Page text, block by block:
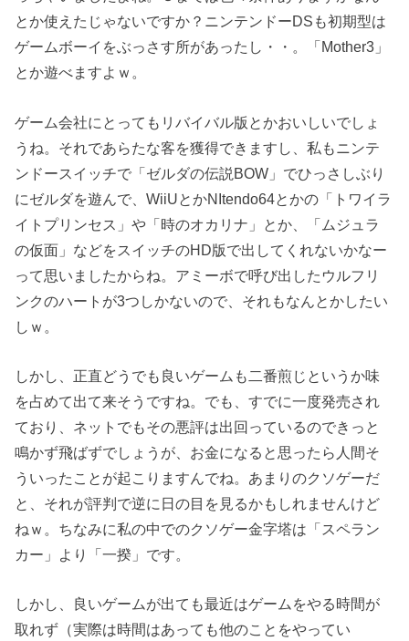
とか使えたじゃないですか？ニンテンドーDSも初期型は
ゲームボーイをぶっさす所があったし・・。「Mother3」
とか遊べますよｗ。
ゲーム会社にとってもリバイバル版とかおいしいでしょ
うね。それであらたな客を獲得できますし、私もニンテ
ンドースイッチで「ゼルダの伝説BOW」でひっさしぶり
にゼルダを遊んで、WiiUとかNItendo64とかの「トワイラ
イトプリンセス」や「時のオカリナ」とか、「ムジュラ
の仮面」などをスイッチのHD版で出してくれないかなー
って思いましたからね。アミーボで呼び出したウルフリ
ンクのハートが3つしかないので、それもなんとかしたい
しｗ。
しかし、正直どうでも良いゲームも二番煎じというか味
を占めて出て来そうですね。でも、すでに一度発売され
ており、ネットでもその悪評は出回っているのできっと
鳴かず飛ばずでしょうが、お金になると思ったら人間そ
ういったことが起こりますんでね。あまりのクソゲーだ
と、それが評判で逆に日の目を見るかもしれませんけど
ねｗ。ちなみに私の中でのクソゲー金字塔は「スペラン
カー」より「一揆」です。
しかし、良いゲームが出ても最近はゲームをやる時間が
取れず（実際は時間はあっても他のことをやってい